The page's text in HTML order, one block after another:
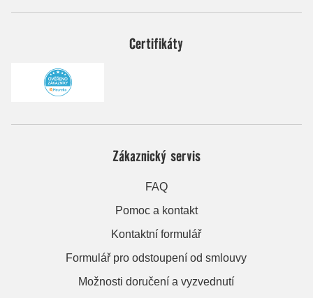
Certifikáty
Zákaznický servis
FAQ
Pomoc a kontakt
Kontaktní formulář
Formulář pro odstoupení od smlouvy
Možnosti doručení a vyzvednutí